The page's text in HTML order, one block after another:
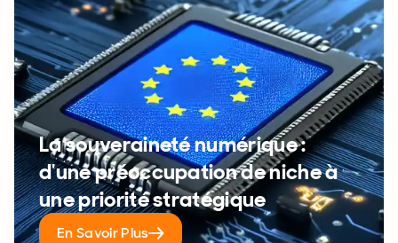
La souveraineté numérique :
d'une préoccupation de niche à
une priorité stratégique
En Savoir Plus